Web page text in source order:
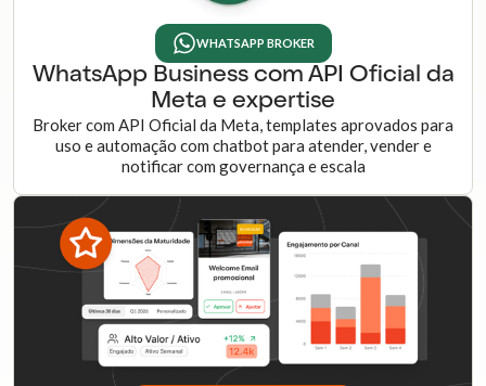
WHATSAPP BROKER
WhatsApp Business com API Oficial da
Meta e expertise
Broker com API Oficial da Meta, templates aprovados para
uso e automação com chatbot para atender, vender e
notificar com governança e escala